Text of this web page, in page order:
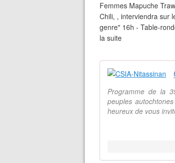
Femmes Mapuche
Chili, , interviendra sur
genre" 16h - Table-
la suite
Programme de la
peuples
heureux de vous